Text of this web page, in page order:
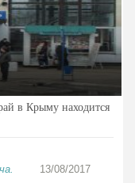
в Крыму находится
13/08/2017